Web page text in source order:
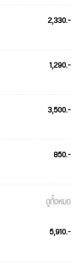
2,330.-
1,290.-
3,500.-
850.-
ดูทั้งหมด
5,910.-